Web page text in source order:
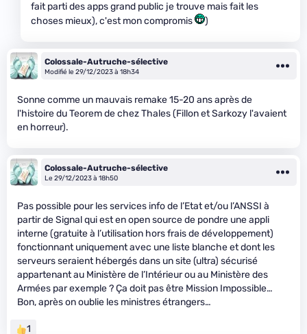
fait parti des apps grand public je trouve mais fait les
choses mieux), c'est mon compromis
)
Colossale-Autruche-sélective
Modifié le 29/12/2023 à 18h34
Sonne comme un mauvais remake 15-20 ans après de
l'histoire du Teorem de chez Thales (Fillon et Sarkozy l'avaient
en horreur).
Colossale-Autruche-sélective
Le 29/12/2023 à 18h50
Pas possible pour les services info de l’Etat et/ou l’ANSSI à
partir de Signal qui est en open source de pondre une appli
interne (gratuite à l’utilisation hors frais de développement)
fonctionnant uniquement avec une liste blanche et dont les
serveurs seraient hébergés dans un site (ultra) sécurisé
appartenant au Ministère de l’Intérieur ou au Ministère des
Armées par exemple ? Ça doit pas être Mission Impossible…
Bon, après on oublie les ministres étrangers…
1